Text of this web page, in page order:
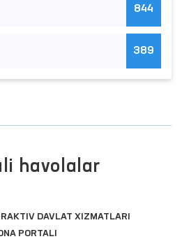
844
389
havolalar
DAVLAT XIZMATLARI
PORTALI